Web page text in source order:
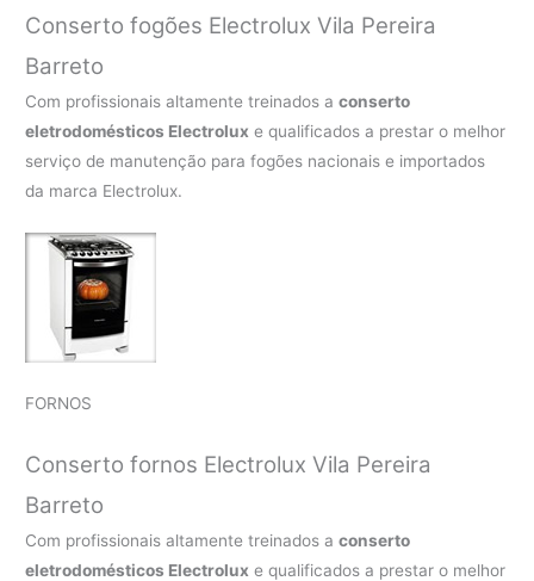
Conserto fogões Electrolux Vila Pereira
Barreto
Com profissionais altamente treinados aconserto
eletrodomésticos Electrolux e qualificados a prestar o melhor
serviço de manutenção para fogões nacionais e importados
da marca Electrolux.
FORNOS
Conserto fornos Electrolux Vila Pereira
Barreto
Com profissionais altamente treinados aconserto
eletrodomésticos Electrolux e qualificados a prestar o melhor